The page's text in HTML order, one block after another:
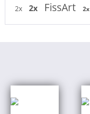
2x 2x FissArt 2x